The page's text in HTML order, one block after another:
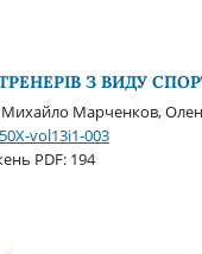
З ВИДУ
Марченков,
vol13i1-003
PDF: 194